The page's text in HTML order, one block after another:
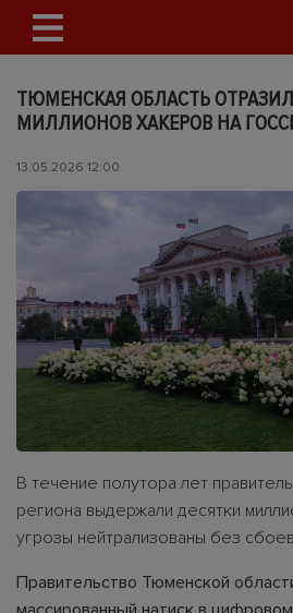
ТЮМЕНСКАЯ ОБЛАСТЬ
МИЛЛИОНОВ ХАКЕРОВ НА
13.05.2026 12:00
В течение полутора лет
региона выдержали десятки
угрозы нейтрализованы без
Правительство Тюменской